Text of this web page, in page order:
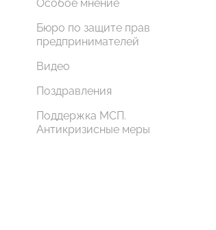
Особое мнение
Бюро по защите прав
предпринимателей
Видео
Поздравления
Поддержка МСП.
Антикризисные меры